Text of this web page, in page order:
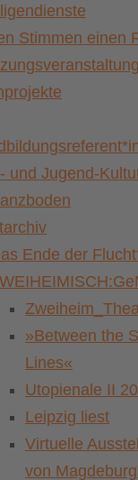
Stimmen einen
und Jugend-
Ende der
»Between the
Lines«
Utopienale II
Leipzig liest
Virtuelle
von